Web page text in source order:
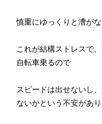
慎重にゆっくりと漕がな
これが結構ストレスで
自転車乗るので
スピードは出せないし
ないかという不安があ